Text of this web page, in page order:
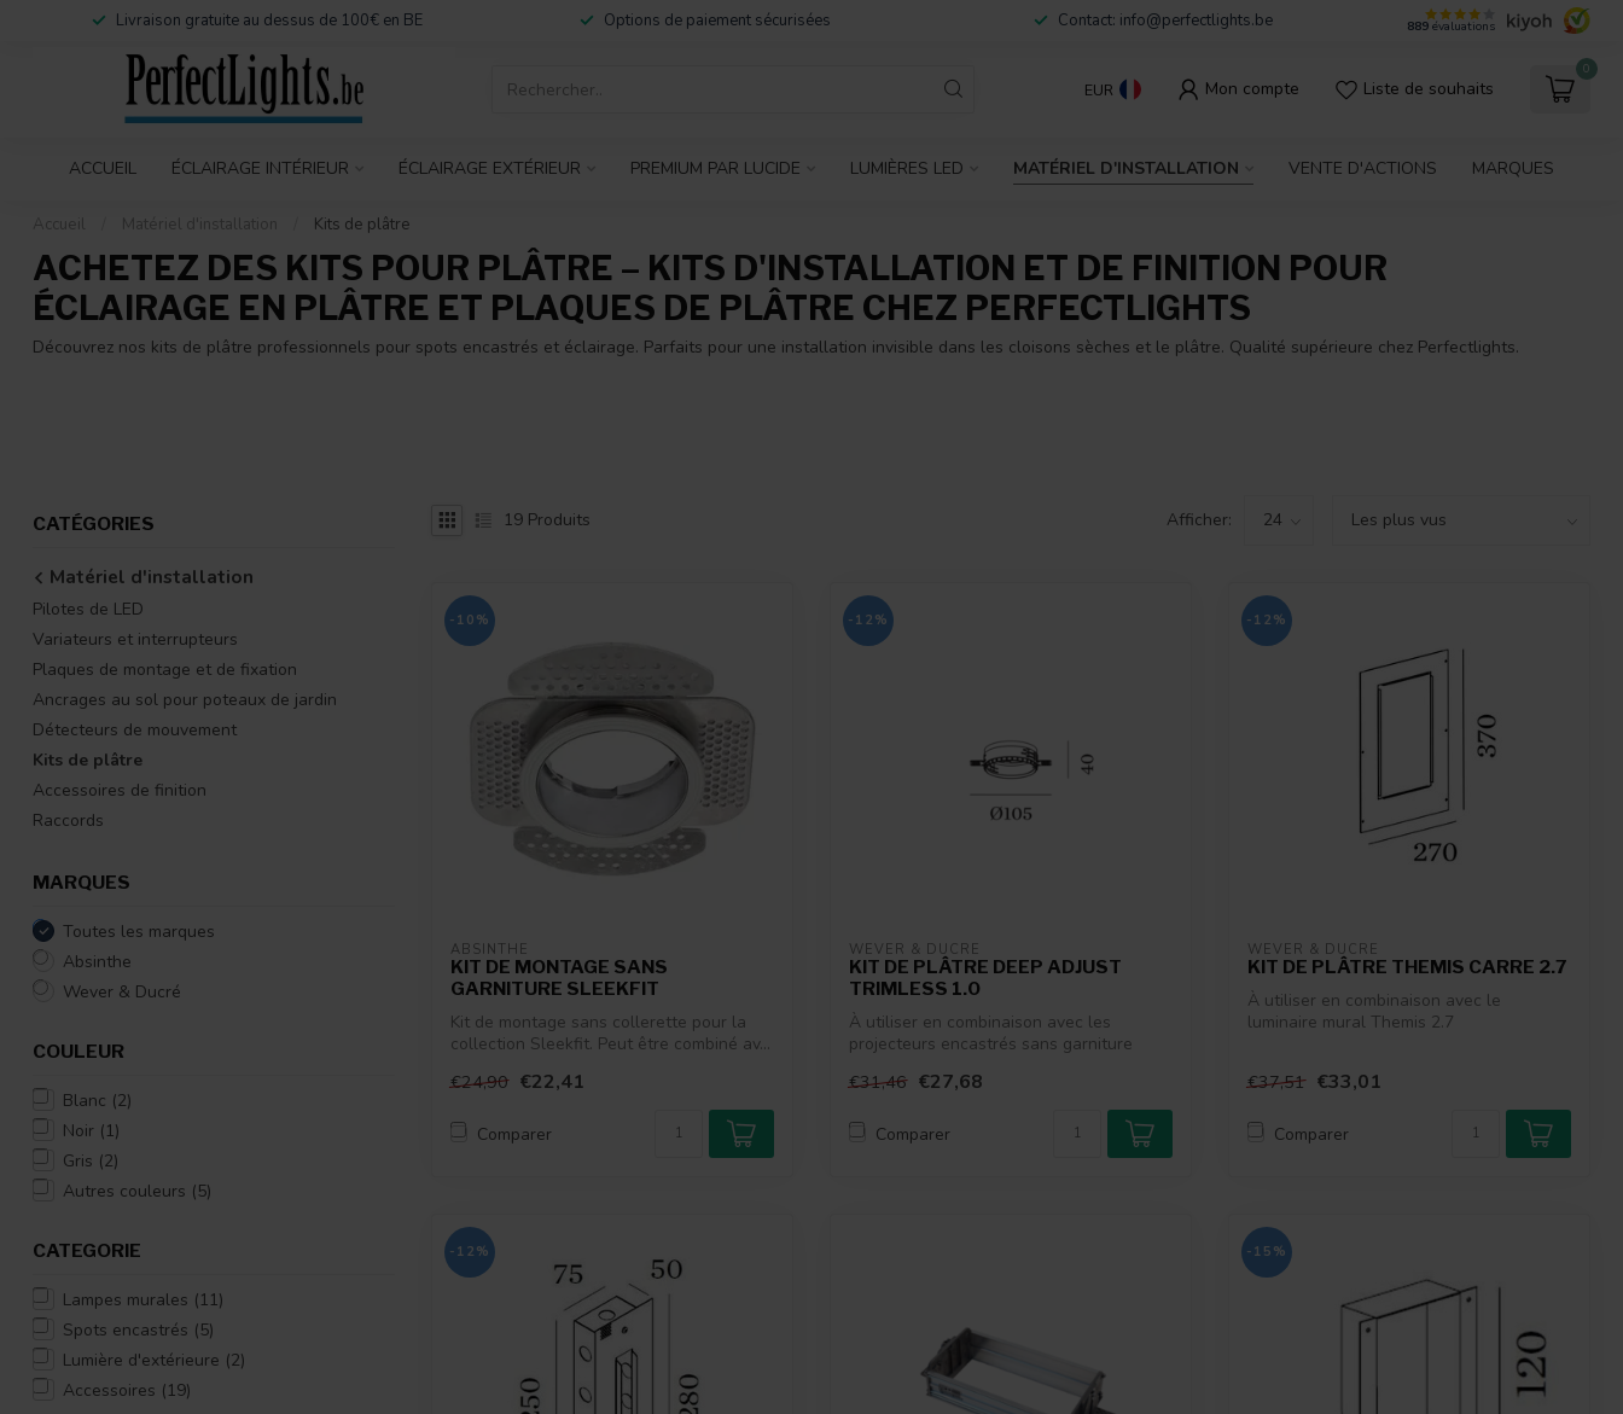
Livraison gratuite au dessus de 100€ en BE Options de paiement sécurisées Contact: info@perfectlights.be 889 évaluations
EUR Mon compte Liste de souhaits
0
ACCUEIL ÉCLAIRAGE INTÉRIEUR ÉCLAIRAGE EXTÉRIEUR PREMIUM PAR LUCIDE LUMIÈRES LED MATÉRIEL D'INSTALLATION VENTE D'ACTIONS MARQUES
Accueil Matériel d'installation Kits de plâtre
ACHETEZ DES KITS POUR PLÂTRE – KITS D'INSTALLATION ET DE FINITION POUR
ÉCLAIRAGE EN PLÂTRE ET PLAQUES DE PLÂTRE CHEZ PERFECTLIGHTS
Découvrez nos kits de plâtre professionnels pour spots encastrés et éclairage. Parfaits pour une installation invisible dans les cloisons sèches et le plâtre. Qualité supérieure chez Perfectlights.
CATÉGORIES
Matériel d'installation
Pilotes de LED
Variateurs et interrupteurs
Plaques de montage et de fixation
Ancrages au sol pour poteaux de jardin
Détecteurs de mouvement
Kits de plâtre
Accessoires de finition
Raccords
MARQUES
Toutes les marques
Absinthe
Wever & Ducré
COULEUR
Blanc (2)
Noir (1)
Gris (2)
Autres couleurs (5)
CATEGORIE
Lampes murales (11)
Spots encastrés (5)
Lumière d'extérieure (2)
Accessoires (19)
19 Produits Afficher:
-10%
ABSINTHE
KIT DE MONTAGE SANS
GARNITURE SLEEKFIT
Kit de montage sans collerette pour la
collection Sleekfit. Peut être combiné av...
€24,90 €22,41
Comparer
-12%
WEVER & DUCRÉ
KIT DE PLÂTRE DEEP ADJUST
TRIMLESS 1.0
À utiliser en combinaison avec les
projecteurs encastrés sans garniture
€31,46 €27,68
Comparer
-12%
WEVER & DUCRÉ
KIT DE PLÂTRE THEMIS CARRE 2.7
À utiliser en combinaison avec le
luminaire mural Themis 2.7
€37,51 €33,01
Comparer
-12% -15%